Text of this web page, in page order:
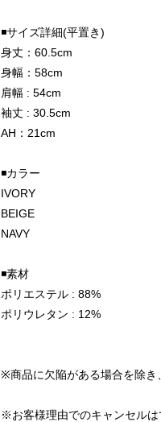
◾️サイズ詳細(平置き)
身丈：60.5cm
身幅：58cm
肩幅 : 54cm
袖丈 : 30.5cm
AH：21cm
◾️カラー
IVORY
BEIGE
NAVY
◾️素材
ポリエステル : 88%
ポリウレタン : 12%
※商品に欠陥がある場合を除き
※お客様理由でのキャンセルは